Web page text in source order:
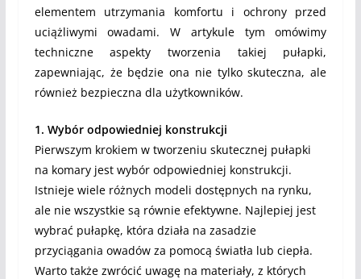
elementem utrzymania komfortu i ochrony przed
uciążliwymi owadami. W artykule tym omówimy
techniczne aspekty tworzenia takiej pułapki,
zapewniając, że będzie ona nie tylko skuteczna, ale
również bezpieczna dla użytkowników.
1. Wybór odpowiedniej konstrukcji
Pierwszym krokiem w tworzeniu skutecznej pułapki
na komary jest wybór odpowiedniej konstrukcji.
Istnieje wiele różnych modeli dostępnych na rynku,
ale nie wszystkie są równie efektywne. Najlepiej jest
wybrać pułapkę, która działa na zasadzie
przyciągania owadów za pomocą światła lub ciepła.
Warto także zwrócić uwagę na materiały, z których